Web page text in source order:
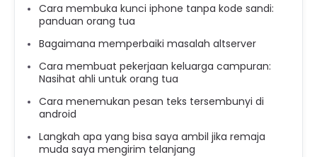
Cara membuka kunci iphone tanpa kode sandi:
panduan orang tua
Bagaimana memperbaiki masalah altserver
Cara membuat pekerjaan keluarga campuran:
Nasihat ahli untuk orang tua
Cara menemukan pesan teks tersembunyi di
android
Langkah apa yang bisa saya ambil jika remaja
muda saya mengirim telanjang